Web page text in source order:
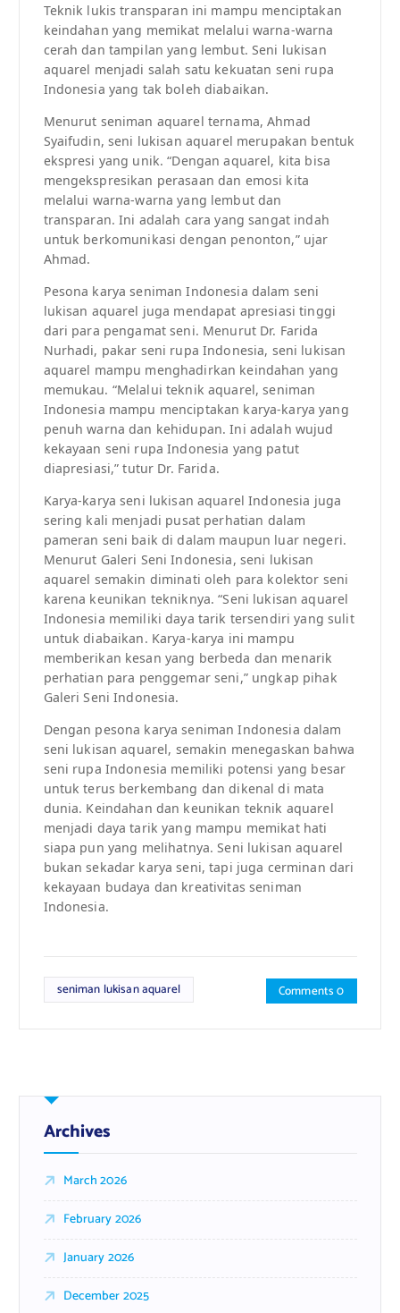
Teknik lukis transparan ini mampu menciptakan
keindahan yang memikat melalui warna-warna
cerah dan tampilan yang lembut. Seni lukisan
aquarel menjadi salah satu kekuatan seni rupa
Indonesia yang tak boleh diabaikan.
Menurut seniman aquarel ternama, Ahmad
Syaifudin, seni lukisan aquarel merupakan bentuk
ekspresi yang unik. “Dengan aquarel, kita bisa
mengekspresikan perasaan dan emosi kita
melalui warna-warna yang lembut dan
transparan. Ini adalah cara yang sangat indah
untuk berkomunikasi dengan penonton,” ujar
Ahmad.
Pesona karya seniman Indonesia dalam seni
lukisan aquarel juga mendapat apresiasi tinggi
dari para pengamat seni. Menurut Dr. Farida
Nurhadi, pakar seni rupa Indonesia, seni lukisan
aquarel mampu menghadirkan keindahan yang
memukau. “Melalui teknik aquarel, seniman
Indonesia mampu menciptakan karya-karya yang
penuh warna dan kehidupan. Ini adalah wujud
kekayaan seni rupa Indonesia yang patut
diapresiasi,” tutur Dr. Farida.
Karya-karya seni lukisan aquarel Indonesia juga
sering kali menjadi pusat perhatian dalam
pameran seni baik di dalam maupun luar negeri.
Menurut Galeri Seni Indonesia, seni lukisan
aquarel semakin diminati oleh para kolektor seni
karena keunikan tekniknya. “Seni lukisan aquarel
Indonesia memiliki daya tarik tersendiri yang sulit
untuk diabaikan. Karya-karya ini mampu
memberikan kesan yang berbeda dan menarik
perhatian para penggemar seni,” ungkap pihak
Galeri Seni Indonesia.
Dengan pesona karya seniman Indonesia dalam
seni lukisan aquarel, semakin menegaskan bahwa
seni rupa Indonesia memiliki potensi yang besar
untuk terus berkembang dan dikenal di mata
dunia. Keindahan dan keunikan teknik aquarel
menjadi daya tarik yang mampu memikat hati
siapa pun yang melihatnya. Seni lukisan aquarel
bukan sekadar karya seni, tapi juga cerminan dari
kekayaan budaya dan kreativitas seniman
Indonesia.
seniman lukisan aquarel Comments 0
Archives
March 2026
February 2026
January 2026
December 2025